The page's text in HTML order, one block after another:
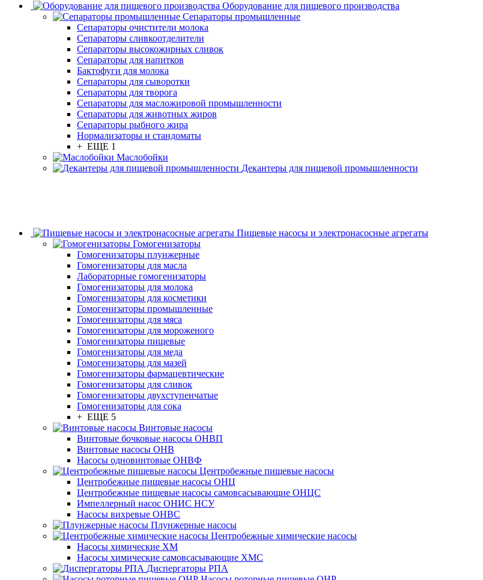
Оборудование для пищевого производства
Сепараторы промышленные
Сепараторы очистители молока
Сепараторы сливкоотделители
Сепараторы высокожирных сливок
Сепараторы для напитков
Бактофуги для молока
Сепараторы для сыворотки
Сепараторы для творога
Сепараторы для масложировой промышленности
Сепараторы для животных жиров
Сепараторы рыбного жира
Нормализаторы и стандоматы
+ ЕЩЕ 1
Маслобойки
Декантеры для пищевой промышленности
Пищевые насосы и электронасосные агрегаты
Гомогенизаторы
Гомогенизаторы плунжерные
Гомогенизаторы для масла
Лабораторные гомогенизаторы
Гомогенизаторы для молока
Гомогенизаторы для косметики
Гомогенизаторы промышленные
Гомогенизаторы для мяса
Гомогенизаторы для мороженого
Гомогенизаторы пищевые
Гомогенизаторы для меда
Гомогенизаторы для мазей
Гомогенизаторы фармацевтические
Гомогенизаторы для сливок
Гомогенизаторы двухступенчатые
Гомогенизаторы для сока
+ ЕЩЕ 5
Винтовые насосы
Винтовые бочковые насосы ОНВП
Винтовые насосы ОНВ
Насосы одновинтовые ОНВФ
Центробежные пищевые насосы
Центробежные пищевые насосы ОНЦ
Центробежные пищевые насосы самовсасывающие ОНЦС
Импеллерный насос ОНИС НСУ
Насосы вихревые ОНВС
Плунжерные насосы
Центробежные химические насосы
Насосы химические ХМ
Насосы химические самовсасывающие ХМС
Диспергаторы РПА